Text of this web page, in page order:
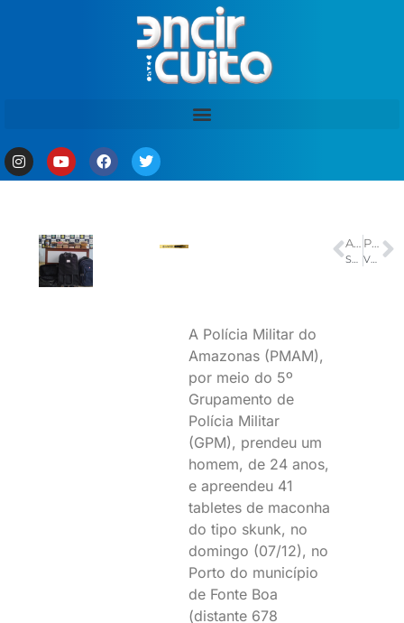
A Polícia Militar do
Amazonas (PMAM),
por meio do 5º
Grupamento de
Polícia Militar
(GPM), prendeu um
homem, de 24 anos,
e apreendeu 41
tabletes de maconha
do tipo skunk, no
domingo (07/12), no
Porto do município
de Fonte Boa
(distante 678
ANTERIOR
Sabalenka diz não ser justo que mulheres enfrentem atletas trans
PRÓXIMO